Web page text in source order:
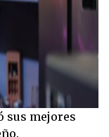
sus mejores